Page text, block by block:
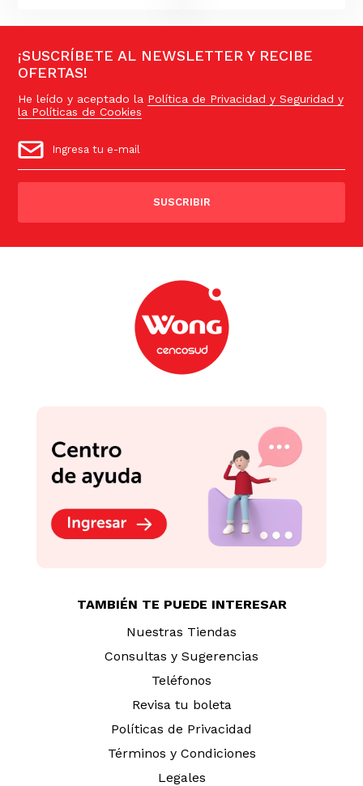
¡SUSCRÍBETE AL NEWSLETTER Y RECIBE
OFERTAS!
He leído y aceptado la Política de Privacidad y Seguridad y
la Políticas de Cookies
SUSCRIBIR
TAMBIÉN TE PUEDE INTERESAR
Nuestras Tiendas
Consultas y Sugerencias
Teléfonos
Revisa tu boleta
Políticas de Privacidad
Términos y Condiciones
Legales